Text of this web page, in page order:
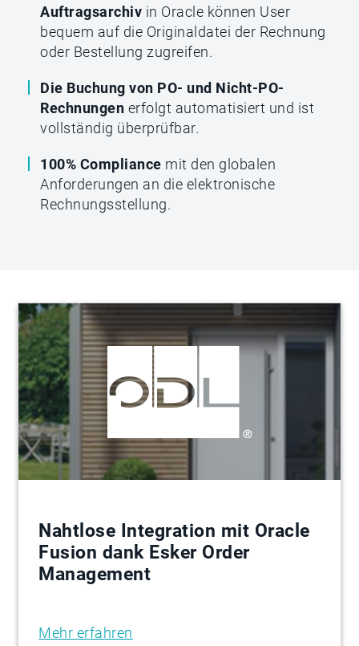
Auftragsarchiv in Oracle können User
bequem auf die Originaldatei der Rechnung
oder Bestellung zugreifen.
Die Buchung von PO- und Nicht-PO-
Rechnungen erfolgt automatisiert und ist
vollständig überprüfbar.
100% Compliance mit den globalen
Anforderungen an die elektronische
Rechnungsstellung.
Nahtlose Integration mit Oracle
Fusion dank Esker Order
Management
Mehr erfahren